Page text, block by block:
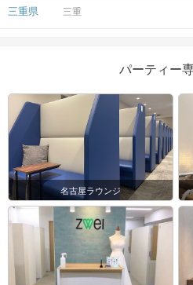
三重県 三重
パーティー
名古屋ラウンジ